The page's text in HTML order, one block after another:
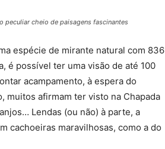
peculiar cheio de paisagens fascinantes
espécie de mirante natural com 836
é possível ter uma visão de até 100
acampamento, à espera do
muitos afirmam ter visto na Chapada
Lendas (ou não) à parte, a
cachoeiras maravilhosas, como a do